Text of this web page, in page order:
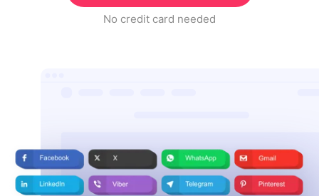
No credit card needed